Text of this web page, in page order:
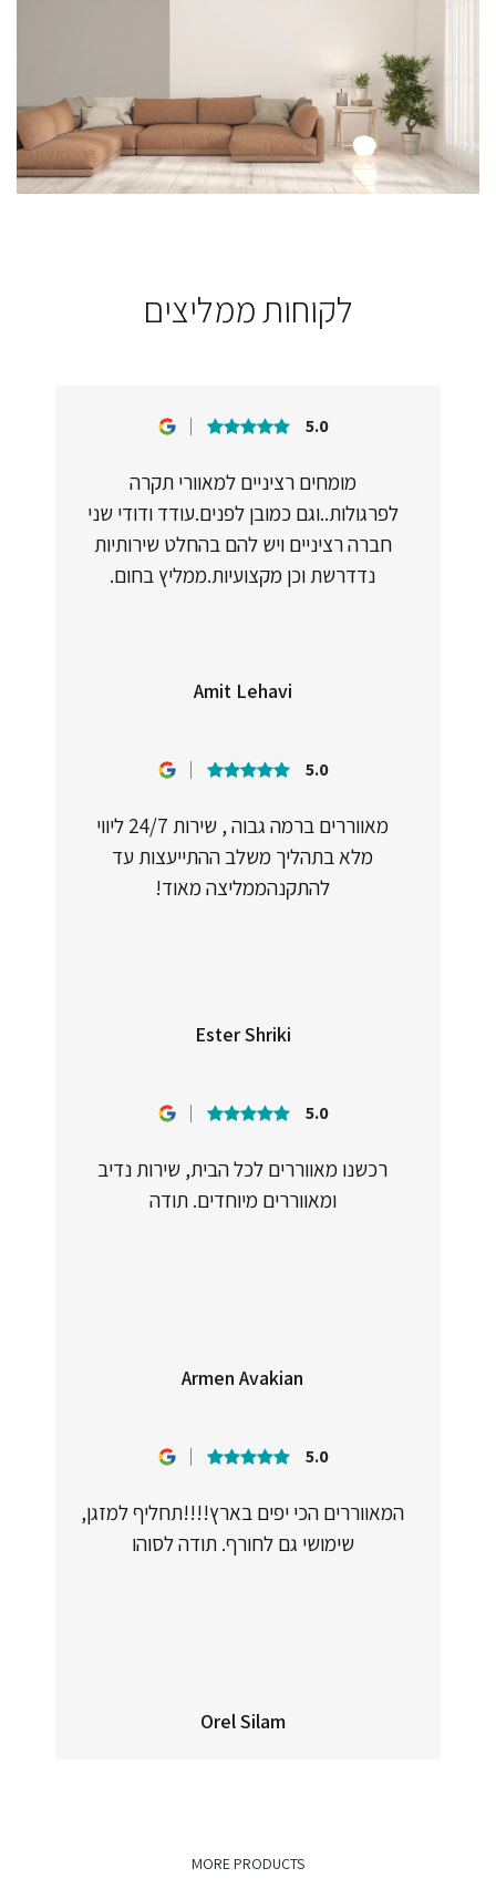
לקוחות ממליצים
5.0
מומחים רציניים למאוורי תקרה
לפרגולות..וגם כמובן לפנים.עודד ודודי שני
חברה רציניים ויש להם בהחלט שירותיות
נדדרשת וכן מקצועיות.ממליץ בחום.
Amit Lehavi
5.0
מאווררים ברמה גבוה , שירות 24/7 ליווי
מלא בתהליך משלב ההתייעצות עד
להתקנהממליצה מאוד!
Ester Shriki
5.0
רכשנו מאווררים לכל הבית, שירות נדיב
ומאווררים מיוחדים. תודה
Armen Avakian
5.0
המאווררים הכי יפים בארץ!!!!תחליף למזגן,
שימושי גם לחורף. תודה לסוהו
Orel Silam
MORE PRODUCTS